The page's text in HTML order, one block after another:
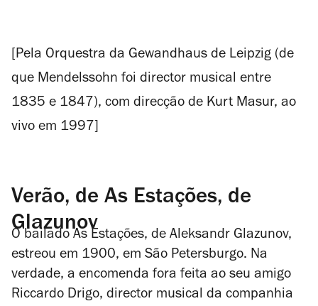
[Pela Orquestra da Gewandhaus de Leipzig (de
que Mendelssohn foi director musical entre
1835 e 1847), com direcção de Kurt Masur, ao
vivo em 1997]
Verão, de As Estações, de
Glazunov
O bailado As Estações, de Aleksandr Glazunov,
estreou em 1900, em São Petersburgo. Na
verdade, a encomenda fora feita ao seu amigo
Riccardo Drigo, director musical da companhia